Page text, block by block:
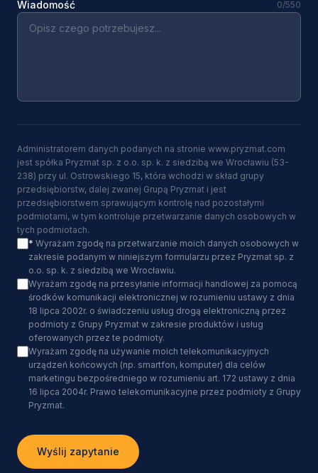
Wiadomość 0/550
Administratorem danych podanych na stronie www.pryzmat.com
jest spółka Pryzmat sp. z o.o. sp. k. z siedzibą we Wrocławiu (53-
238) przy ul. Ostrowskiego 15, która wchodzi w skład grupy
przedsiębiorstw, dalej zwanej Grupą Pryzmat i jest
przedsiębiorstwem sprawującym kontrolę nad pozostałymi
podmiotami, w tym kontroluje przetwarzanie danych osobowych w
tych podmiotach.
* Wyrażam zgodę na przetwarzanie moich danych osobowych w
zakresie podanym w niniejszym formularzu przez Pryzmat sp. z
o.o. sp. k. z siedzibą we Wrocławiu.
Wyrażam zgodę na przesyłanie informacji handlowej za pomocą
środków komunikacji elektronicznej w rozumieniu ustawy z dnia
18 lipca 2002r. o świadczeniu usług drogą elektroniczną przez
podmioty z Grupy Pryzmat w zakresie produktów i usług
oferowanych przez te podmioty.
Wyrażam zgodę na używanie moich telekomunikacyjnych
urządzeń końcowych (np. smartfon, komputer) dla celów
marketingu bezpośredniego w rozumieniu art. 172 ustawy z dnia
16 lipca 2004r. Prawo telekomunikacyjne przez podmioty z Grupy
Pryzmat.
Wyślij zapytanie